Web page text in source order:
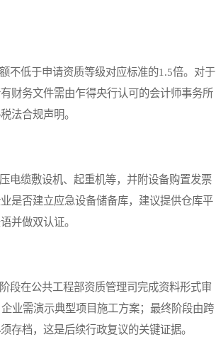
低于申请资质等级对应标准的1.5倍。对于
财务文件需由乍得央行认可的会计师事务所
法合规声明。
缆敷设机、起重机等，并附设备购置发票
是否建立应急设备储备库，建议提供仓库平
并做双认证。
在公共工程部资质管理司完成资料形式审
业需演示典型项目施工方案；最终阶段由跨
存档，这是后续行政复议的关键证据。